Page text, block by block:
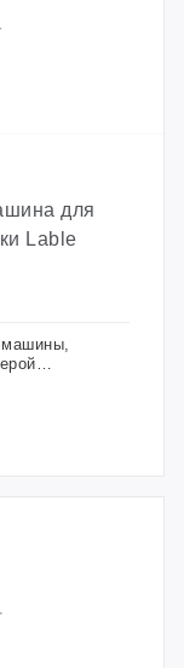
для
Lable
машины,